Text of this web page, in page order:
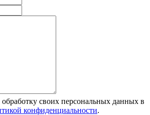
обработку своих персональных данных в
конфиденциальности.